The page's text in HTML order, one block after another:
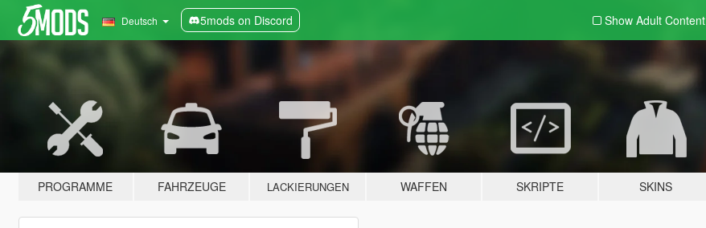
Deutsch 5mods on Discord Show Adult Content
PROGRAMME FAHRZEUGE LACKIERUNGEN WAFFEN SKRIPTE SKINS